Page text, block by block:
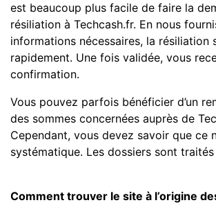
est beaucoup plus facile de faire la
résiliation à Techcash.fr. En nous
informations nécessaires, la résiliation
rapidement. Une fois validée, vous
confirmation.
Vous pouvez parfois bénéficier d’un
des sommes concernées auprès de
Cependant, vous devez savoir que ce
systématique. Les dossiers sont
Comment trouver le site à l’origine